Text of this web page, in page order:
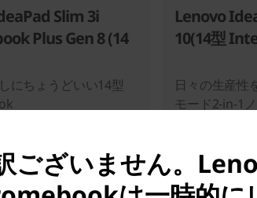
Slim 3i
Plus Gen 8 (14
にちょうどいい14型
Lenovo
10(14型
日々の生産性
モード2-in-1
ございません。